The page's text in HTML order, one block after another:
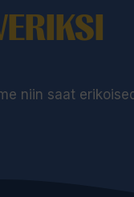
niin saat